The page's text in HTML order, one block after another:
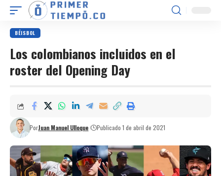
BÉISBOL
Los colombianos incluidos en el
roster del Opening Day
PorJuan Manuel Ulloque Publicado 1 de abril de 2021